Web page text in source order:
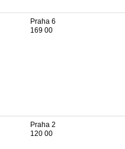
Praha 6
169 00
Praha 2
120 00